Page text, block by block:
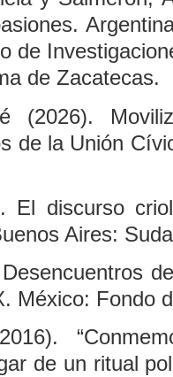
de
de Zacatecas.
(2026).
de la Unión
El discurso
Aires:
México: Fondo
de un ritual